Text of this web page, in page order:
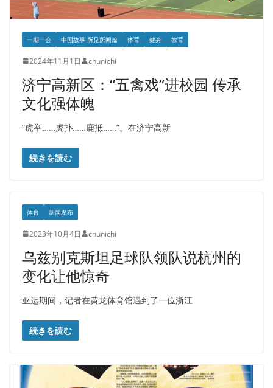
一期一会 中国故事 所见所闻篇 体育 健身 教育
2024年11月1日 chunichi
济宁高新区：“五禽戏”进校园 传承
文化强体魄
“虎举……虎扑……鹿抵……”。在济宁高新
続きを読む
体育 新闻发布
2023年10月4日 chunichi
乌兹别克斯坦足球队领队说杭州的
变化让他惊奇
亚运期间，记者在黄龙体育馆遇到了一位浙江
続きを読む